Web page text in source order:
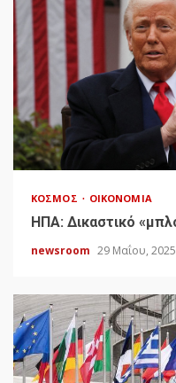
ΚΌΣΜΟΣ ΟΙΚΟΝΟΜΊΑ
HΠΑ: Δικαστικό
newsroom 29 Μαΐου,